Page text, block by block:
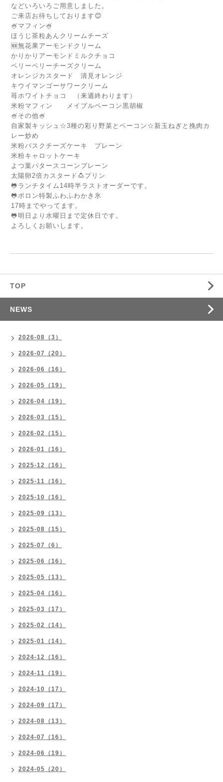
などいろいろご用意しました。
ご来店お待ちしております😊
🍧マフィン🍧
ほうじ茶粒あんクリームチーズ
🆕無花果アーモンドクリーム
かりかりアーモンドミルクチョコ
ベリーベリーチーズクリーム
オレンジカスタード 清見オレンジ
キウイマンゴーサワークリーム
苺ホワイトチョコ （来週終わります）
米粉マフィン メイプルベーコン黒胡椒
🍧その他🍧
自家製キッシュ☆3種の彩り野菜とベーコン☆新玉ねぎと挽肉カ
レー炒め
米粉バスクチーズケーキ プレーン
米粉キャロットケーキ
よつ葉バタースコーンプレーン
太陽卵2倍カスタード🍮プリン
🐸ランチタイム14時半ラストオーダーです。
🐸ポロン特製ふわふわかき氷
17時までやってます。
🐸明日より水曜日まで定休日です。
よろしくお願いします。
TOP
NEWS
2026-08（3）
2026-07（20）
2026-06（16）
2026-05（19）
2026-04（19）
2026-03（15）
2026-02（15）
2026-01（16）
2025-12（16）
2025-11（16）
2025-10（16）
2025-09（13）
2025-08（15）
2025-07（6）
2025-06（16）
2025-05（13）
2025-04（16）
2025-03（17）
2025-02（14）
2025-01（14）
2024-12（16）
2024-11（19）
2024-10（17）
2024-09（17）
2024-08（13）
2024-07（16）
2024-06（19）
2024-05（20）